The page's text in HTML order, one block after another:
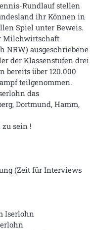
Rundlauf stellen
ihr Können in
Spiel unter Beweis.
Milchwirtschaft
NRW) ausgeschriebene
der Klassenstufen drei
bereits über 120.000
teilgenommen.
das
Dortmund, Hamm,
sein !
(Zeit für Interviews
Iserlohn